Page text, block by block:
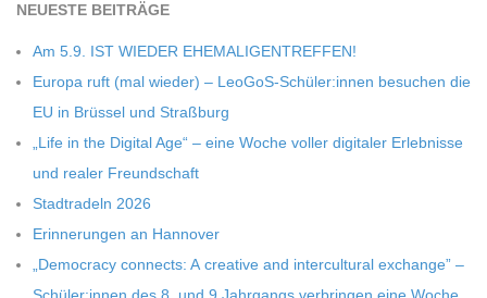
D
T
-
S
C
NEU­ESTE BEITRÄGE
Am 5.9. IST WIEDER EHEMALIGENTREFFEN!
Europa ruft (mal wie­der) – LeoGoS-Schüler:innen besu­chen die
EU in Brüs­sel und Straßburg
„Life in the Digi­tal Age“ – eine Woche vol­ler digi­ta­ler Erleb­nisse
und rea­ler Freundschaft
Stadt­ra­deln 2026
Erin­ne­run­gen an Hannover
„Demo­cracy con­nects: A crea­tive and inter­cul­tu­ral exch­ange” –